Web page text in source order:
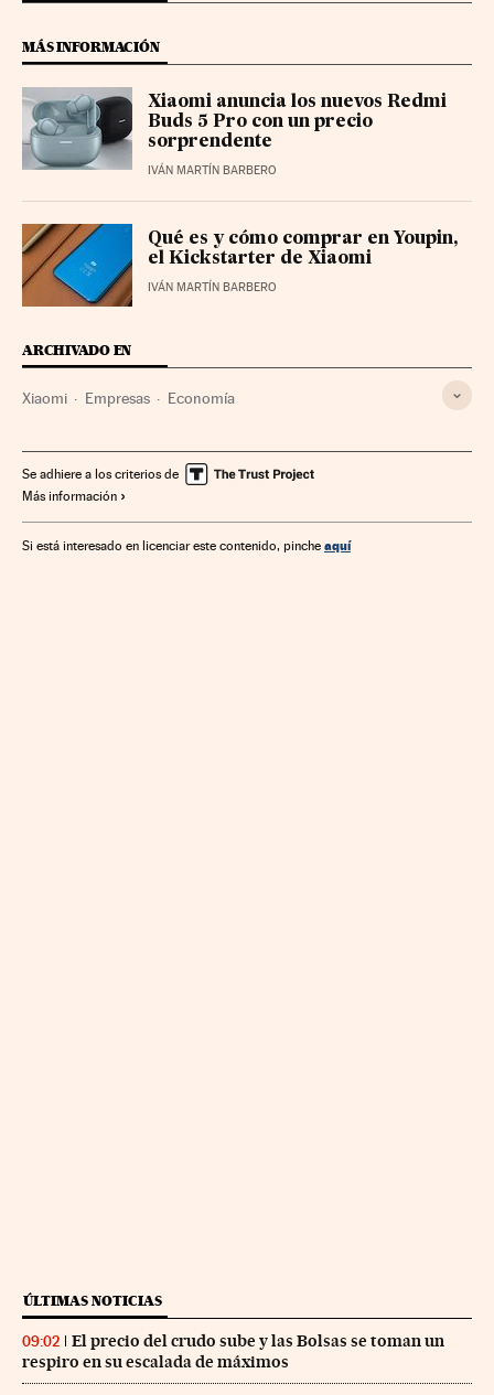
MÁS INFORMACIÓN
Xiaomi anuncia los nuevos Redmi
Buds 5 Pro con un precio
sorprendente
IVÁN MARTÍN BARBERO
Qué es y cómo comprar en Youpin,
el Kickstarter de Xiaomi
IVÁN MARTÍN BARBERO
ARCHIVADO EN
Xiaomi Empresas Economía
Se adhiere a los criterios de
Más información
Si está interesado en licenciar este contenido, pinche aquí
ÚLTIMAS NOTICIAS
09:02
El precio del crudo sube y las Bolsas se toman un
respiro en su escalada de máximos